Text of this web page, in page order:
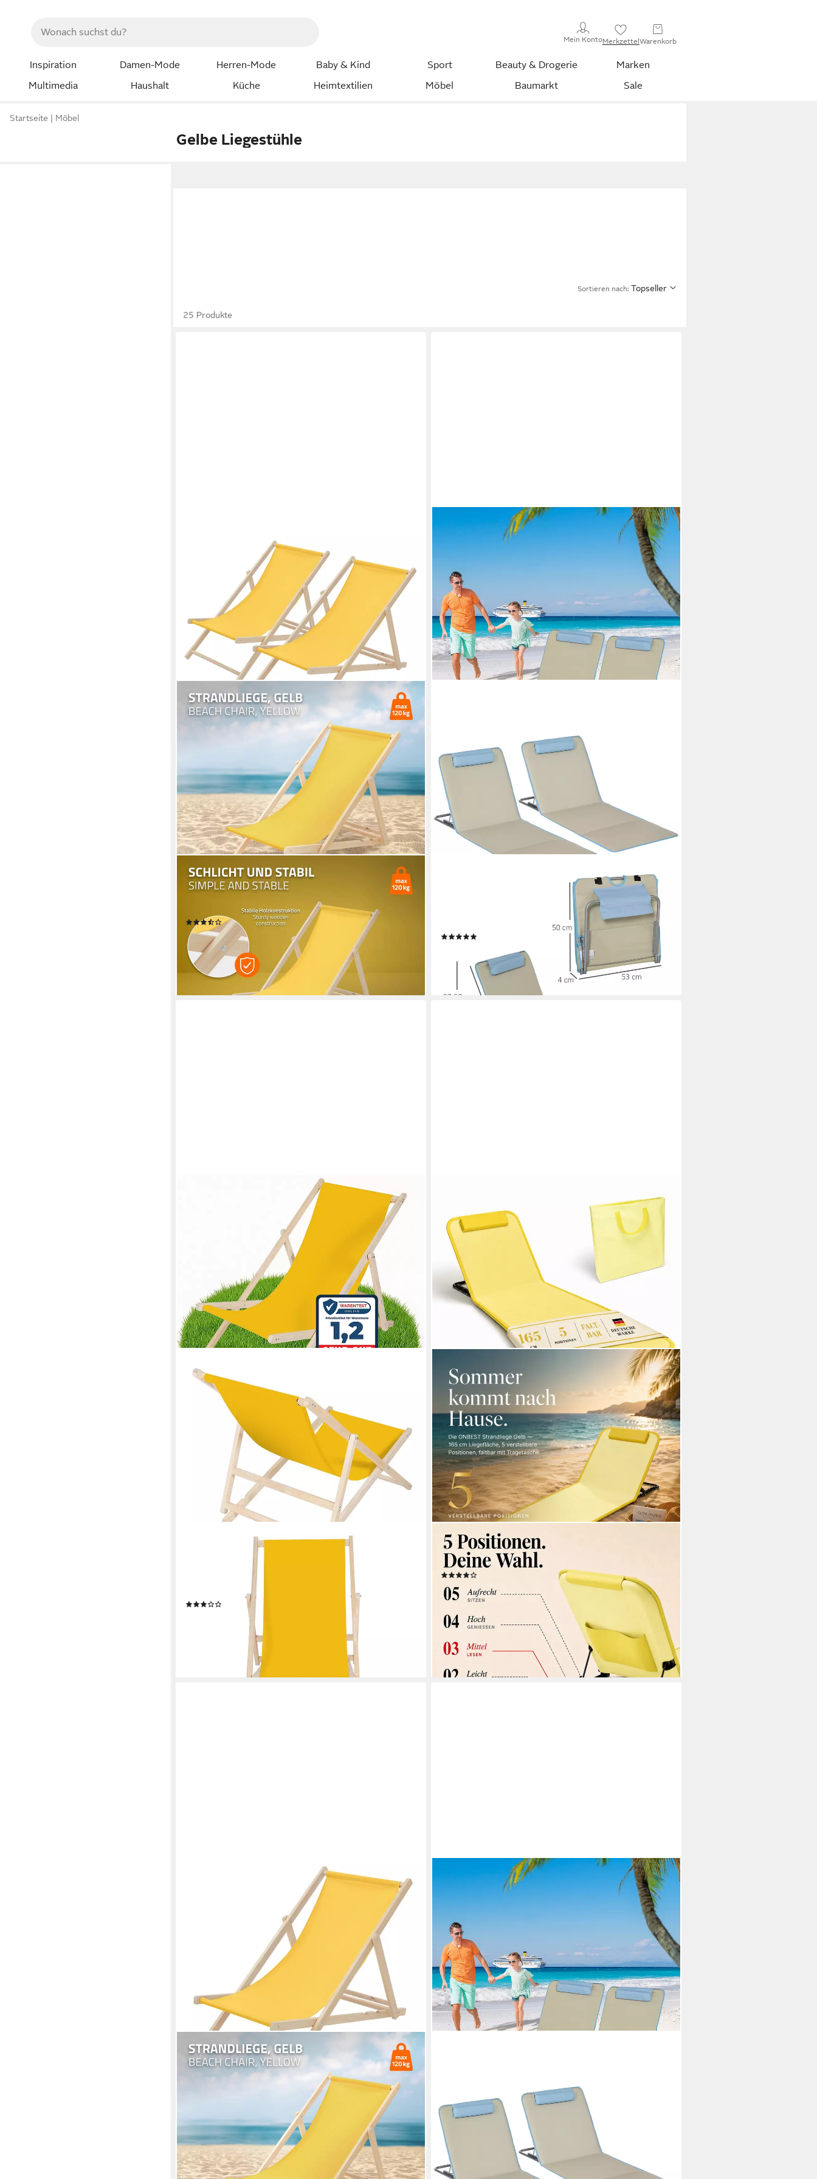
Mein KontoMerkzettelWarenkorb
Inspiration Damen-Mode Herren-Mode Baby & Kind Sport Beauty & Drogerie
Marken
Multimedia
Haushalt Küche Heimtextilien Möbel Baumarkt Sale
Startseite Möbel
Gelbe Liegestühle
Sortieren nach: Topseller
25 Produkte
ECD GERMANY
Gartenliege Holz Liegestuhl Beachstuhl klappbarer
Strandstuhl Strandliege Liege, 2 St., 2er Set Sonnenliege
mit 3-Fach verstellbarer Rückenlehne Relaxliege
(3)
ab 92,99 € UVP
-20%
lieferbar - in 3-4 Werktagen bei dir
+4
Gartenliege Sonnenliege klappbar Strandliegen
Verstellbarer Rückenlehne, Höhenverstellbare
Strandmatratze mit Tragetasche, 2 St., Oxfordstoff,
Beige+Hellblau, 124 x 53 x 35-45 cm
-38%
lieferbar - in 2-3 Werktagen bei dir
Gartenliege Klappbarer Liegestuhl aus Holz mit Stoffbezug,
Rückenlehne verstellbar, Liegestuhl, 1 St., Set bestehend
aus 1 klappbaren Liegestuhl mit Stoffbezug, Klappbarer
Strandstuhl aus Holz dreistufig verstellbarer Rückenlehne
39,90 €
lieferbar - in 3-4 Werktagen bei dir
ONBEST
Campingliege Strandliege klappbar mit Nackenkissen
Tragetasche, Stahlgestell, verstellbare Rückenlehne
24,99 € 29,99 €
-17%
lieferbar - in 3-4 Werktagen bei dir